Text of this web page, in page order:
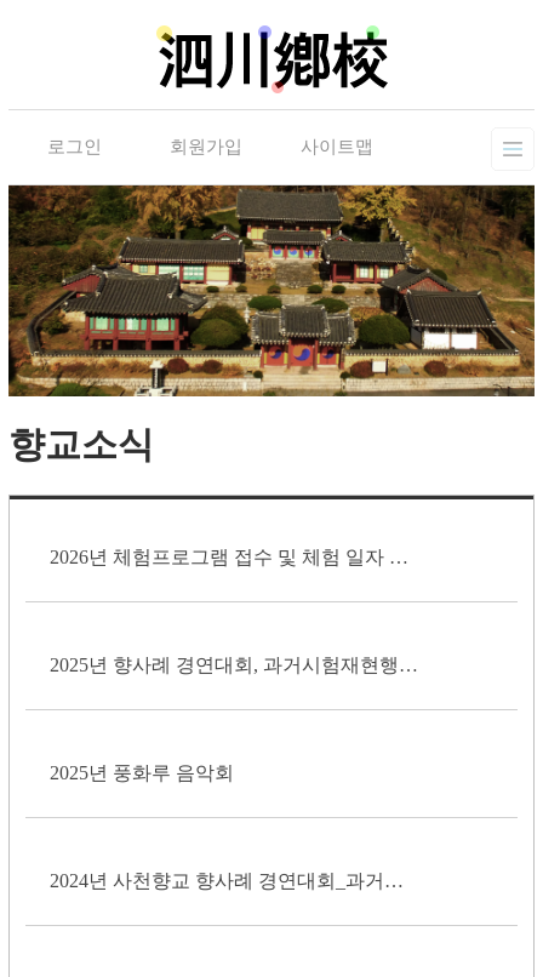
로그인 회원가입 사이트맵
향교소식
2026년 체험프로그램 접수 및 체험 일자 안내
2025년 향사례 경연대회, 과거시험재현행사 실시 안내
2025년 풍화루 음악회
2024년 사천향교 향사례 경연대회_과거시험 재현...